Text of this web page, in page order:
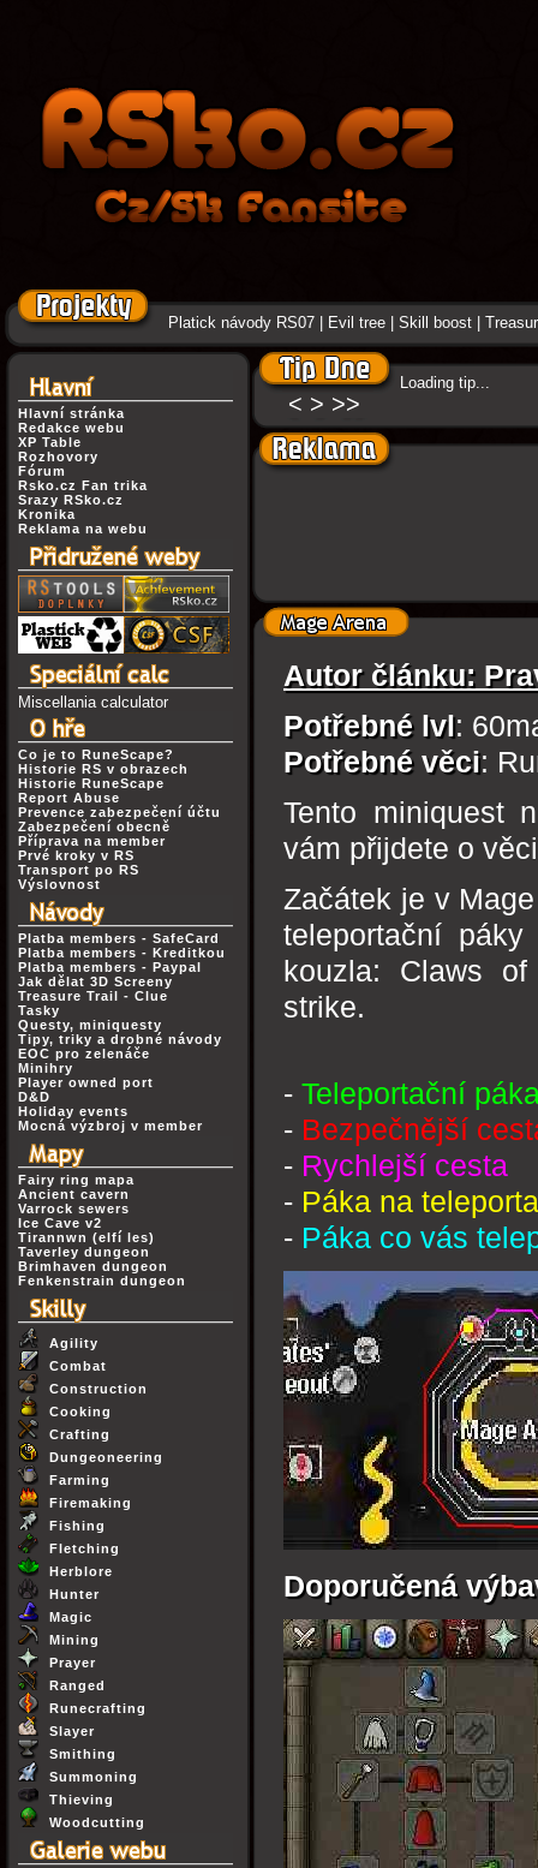
Platick návody RS07 Evil tree Skill boost
Hlavní stránka
Redakce webu
XP Table
Rozhovory
Fórum
Rsko.cz Fan trika
Srazy RSko.cz
Kronika
Reklama na webu
Miscellania calculator
Co je to RuneScape?
Historie RS v obrazech
Historie RuneScape
Report Abuse
Prevence zabezpečení účtu
Zabezpečení obecně
Příprava na member
Prvé kroky v RS
Transport po RS
Výslovnost
Platba members - SafeCard
Platba members - Kreditkou
Platba members - Paypal
Jak dělat 3D Screeny
Treasure Trail - Clue
Tasky
Questy, miniquesty
Tipy, triky a drobné návody
EOC pro zelenáče
Minihry
Player owned port
D&D
Holiday events
Mocná výzbroj v member
Fairy ring mapa
Ancient cavern
Varrock sewers
Ice Cave v2
Tirannwn (elfí les)
Taverley dungeon
Brimhaven dungeon
Fenkenstrain dungeon
Agility
Combat
Construction
Cooking
Crafting
Dungeoneering
Farming
Firemaking
Fishing
Fletching
Herblore
Hunter
Magic
Mining
Prayer
Ranged
Runecrafting
Slayer
Smithing
Summoning
Thieving
Woodcutting
< > >>
Loading tip...
Autor článku:
Potřebné lvl:
Potřebné věci:
Tento miniquest
vám přijdete o
Začátek je v
teleportační
kouzla: Claws
strike.
- Teleportační
- Bezpečnější
- Rychlejší cesta
- Páka na
- Páka co vás
Doporučená